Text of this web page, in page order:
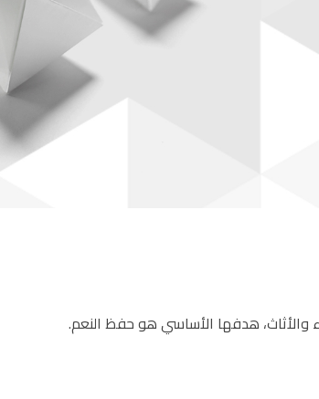
هدفها الأساسي هو حفظ النعم.